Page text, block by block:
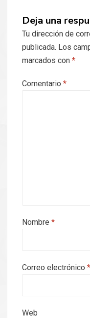
Deja una
Tu dirección de
publicada. Los
marcados con *
Comentario *
Nombre *
Correo electrónico *
Web